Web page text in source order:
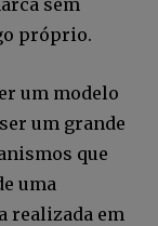
próprio.
um modelo
um grande
que
uma
realizada em